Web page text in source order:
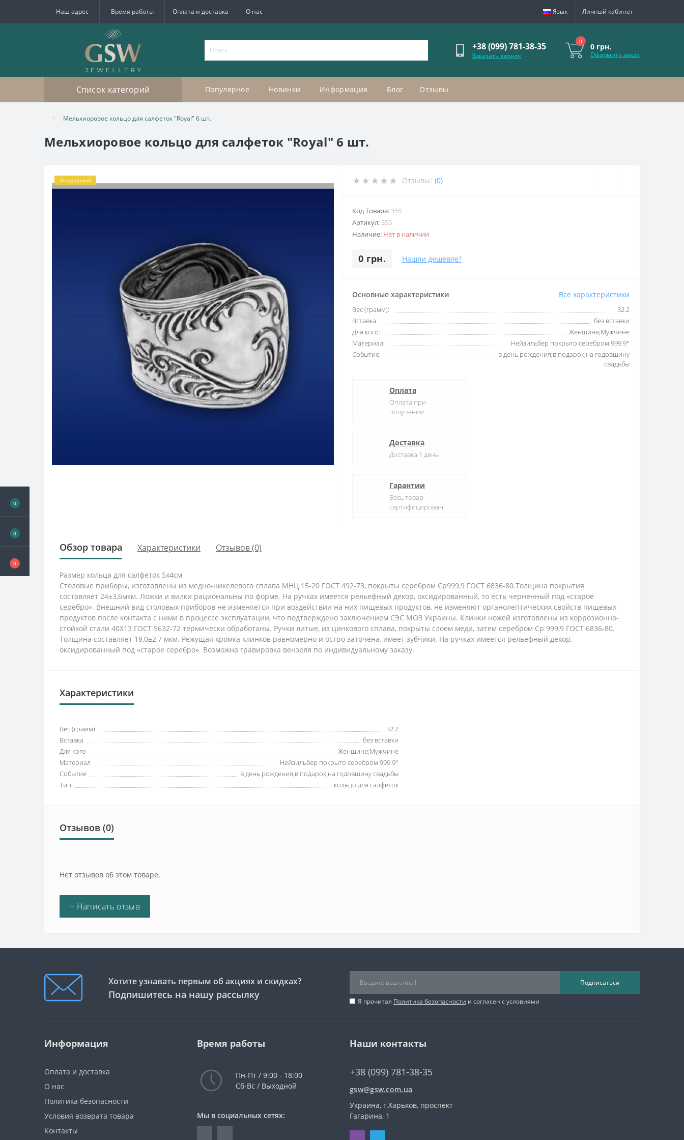
0
0
0
Наш адрес Время работы Оплата и доставка О нас Язык Личный кабинет
+38 (099) 781-38-35
Заказать звонок
0
0 грн.
Оформить заказ
Список категорий Популярное Новинки Информация Блог Отзывы
Мельхиоровое кольцо для салфеток "Royal" 6 шт.
Мельхиоровое кольцо для салфеток "Royal" 6 шт.
Популярный Отзывы: (0)
Код Товара: 355
Артикул: 355
Наличие: Нет в наличии
0 грн. Нашли дешевле?
Основные характеристики Все характеристики
Вес (грамм):
32.2
Вставка:
без вставки
Для кого:
Женщине;Мужчине
Материал:
Нейзильбер покрыто серебром 999.9°
Событие:
в день рождения;в подарок;на годовщину
свадьбы
Оплата
Оплата при
получении
Доставка
Доставка 1 день
Гарантии
Весь товар
сертифицирован
Обзор товара Характеристики Отзывов (0)
Размер кольца для салфеток 5х4см
Столовые приборы, изготовлены из медно-никелевого сплава МНЦ 15-20 ГОСТ 492-73, покрыты серебром Ср999,9 ГОСТ 6836-80.Толщина покрытия
составляет 24±3,6мкм. Ложки и вилки рациональны по форме. На ручках имеется рельефный декор, оксидированный, то есть черненный под «старое
серебро». Внешний вид столовых приборов не изменяется при воздействии на них пищевых продуктов, не изменяют органолептических свойств пищевых
продуктов после контакта с ними в процессе эксплуатации, что подтверждено заключением СЭС МОЗ Украины. Клинки ножей изготовлены из коррозионно-
стойкой стали 40Х13 ГОСТ 5632-72 термически обработаны. Ручки литые, из цинкового сплава, покрыты слоем меди, затем серебром Ср 999,9 ГОСТ 6836-80.
Толщина составляет 18,0±2,7 мкм. Режущая кромка клинков равномерно и остро заточена, имеет зубчики. На ручках имеется рельефный декор,
оксидированный под «старое серебро». Возможна гравировка вензеля по индивидуальному заказу.
Характеристики
Вес (грамм)
32.2
Вставка
без вставки
Для кого
Женщине;Мужчине
Материал
Нейзильбер покрыто серебром 999.9°
Событие
в день рождения;в подарок;на годовщину свадьбы
Тип
кольцо для салфеток
Отзывов (0)
Нет отзывов об этом товаре.
+ Написать отзыв
Хотите узнавать первым об акциях и скидках?
Подпишитесь на нашу рассылку
Подписаться
Я прочитал Политика безопасности и согласен с условиями
Информация
Оплата и доставка
О нас
Политика безопасности
Условия возврата товара
Контакты
Время работы
Пн-Пт / 9:00 - 18:00
Сб-Вс / Выходной
Мы в социальных сетях:
Наши контакты
+38 (099) 781-38-35
gsw@gsw.com.ua
Украина, г.Харьков, проспект
Гагарина, 1